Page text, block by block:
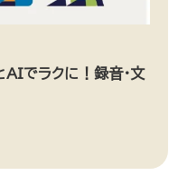
でラクに！録音・文